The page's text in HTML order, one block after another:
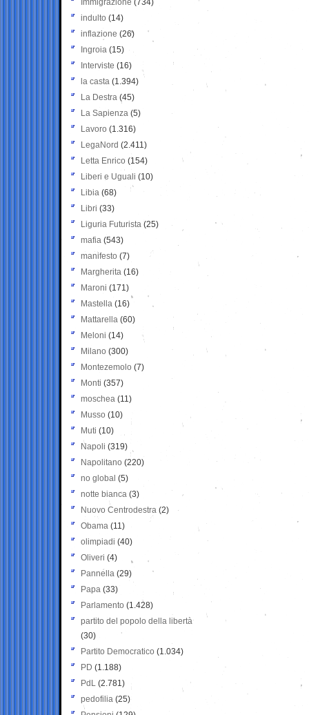
Immigrazione (734)
indulto (14)
inflazione (26)
Ingroia (15)
Interviste (16)
la casta (1.394)
La Destra (45)
La Sapienza (5)
Lavoro (1.316)
LegaNord (2.411)
Letta Enrico (154)
Liberi e Uguali (10)
Libia (68)
Libri (33)
Liguria Futurista (25)
mafia (543)
manifesto (7)
Margherita (16)
Maroni (171)
Mastella (16)
Mattarella (60)
Meloni (14)
Milano (300)
Montezemolo (7)
Monti (357)
moschea (11)
Musso (10)
Muti (10)
Napoli (319)
Napolitano (220)
no global (5)
notte bianca (3)
Nuovo Centrodestra (2)
Obama (11)
olimpiadi (40)
Oliveri (4)
Pannella (29)
Papa (33)
Parlamento (1.428)
partito del popolo della libertà
(30)
Partito Democratico (1.034)
PD (1.188)
PdL (2.781)
pedofilia (25)